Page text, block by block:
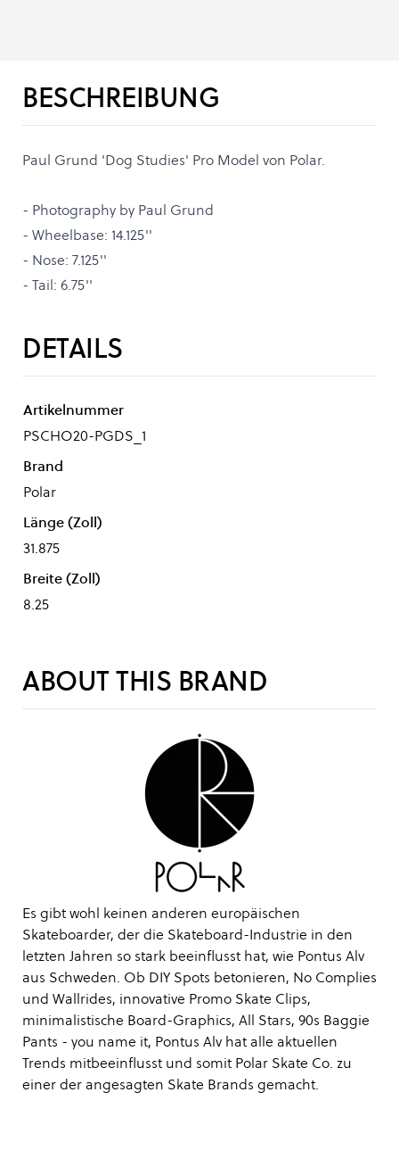
BESCHREIBUNG
Paul Grund 'Dog Studies' Pro Model von Polar.
- Photography by Paul Grund
- Wheelbase: 14.125''
- Nose: 7.125''
- Tail: 6.75''
DETAILS
Artikelnummer
PSCHO20-PGDS_1
Brand
Polar
Länge (Zoll)
31.875
Breite (Zoll)
8.25
ABOUT THIS BRAND
Es gibt wohl keinen anderen europäischen
Skateboarder, der die Skateboard-Industrie in den
letzten Jahren so stark beeinflusst hat, wie Pontus Alv
aus Schweden. Ob DIY Spots betonieren, No Complies
und Wallrides, innovative Promo Skate Clips,
minimalistische Board-Graphics, All Stars, 90s Baggie
Pants - you name it, Pontus Alv hat alle aktuellen
Trends mitbeeinflusst und somit Polar Skate Co. zu
einer der angesagten Skate Brands gemacht.